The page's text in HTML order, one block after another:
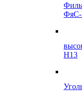
ФяС-
Н13